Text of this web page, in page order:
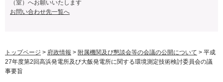
（室）へお願いいたします
お問い合わせ先一覧へ
トップページ > 府政情報 > 附属機関及び懇談会等の会議の公開について > 平成
27年度第2回高浜発電所及び大飯発電所に関する環境測定技術検討委員会の議
事要旨